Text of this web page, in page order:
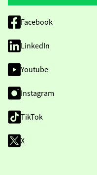
Facebook
LinkedIn
Youtube
Instagram
TikTok
X